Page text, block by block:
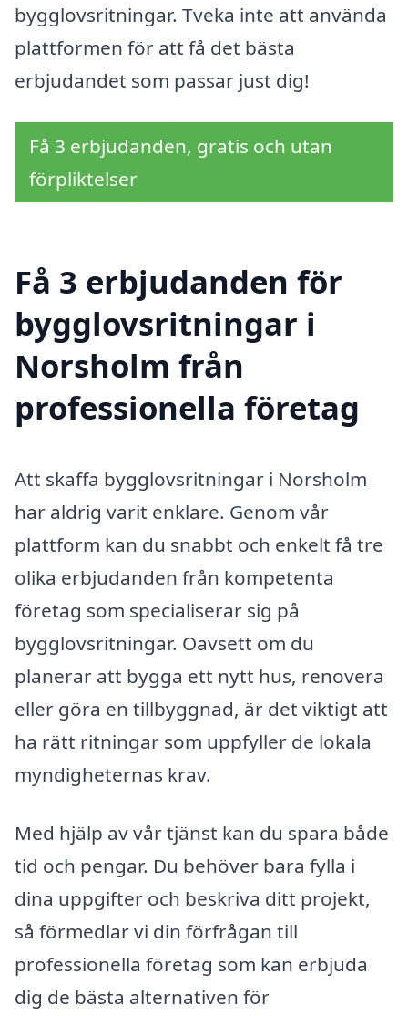
bygglovsritningar. Tveka inte att använda
plattformen för att få det bästa
erbjudandet som passar just dig!
Få 3 erbjudanden, gratis och utan
förpliktelser
Få 3 erbjudanden för
bygglovsritningar i
Norsholm från
professionella företag
Att skaffa bygglovsritningar i Norsholm
har aldrig varit enklare. Genom vår
plattform kan du snabbt och enkelt få tre
olika erbjudanden från kompetenta
företag som specialiserar sig på
bygglovsritningar. Oavsett om du
planerar att bygga ett nytt hus, renovera
eller göra en tillbyggnad, är det viktigt att
ha rätt ritningar som uppfyller de lokala
myndigheternas krav.
Med hjälp av vår tjänst kan du spara både
tid och pengar. Du behöver bara fylla i
dina uppgifter och beskriva ditt projekt,
så förmedlar vi din förfrågan till
professionella företag som kan erbjuda
dig de bästa alternativen för